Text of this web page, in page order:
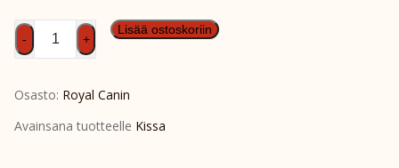
RC
Cat
Management
diabetic
- +
Lisää ostoskoriin
Osasto: Royal Canin
Avainsana tuotteelle Kissa